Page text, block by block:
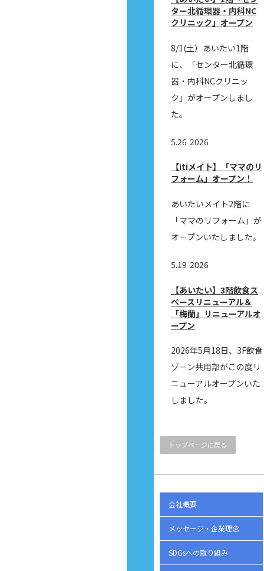
ター北循環器・内科NC
クリニック」オープン
8/1(土）あいたい1階
に、「センター北循環
器・内科NCクリニッ
ク」がオープンしまし
た。
5.26 2026
【itiメイト】「ママのリ
フォーム」オープン！
あいたいメイト2階に
「ママのリフォーム」が
オープンいたしました。
5.19 2026
【あいたい】3階飲食ス
ペースリニューアル＆
「梅蘭」リニューアルオ
ープン
2026年5月18日、3F飲食
ゾーン共用部がこの度リ
ニューアルオープンいた
しました。
トップページに戻る
会社概要
メッセージ・企業理念
SDGsへの取り組み